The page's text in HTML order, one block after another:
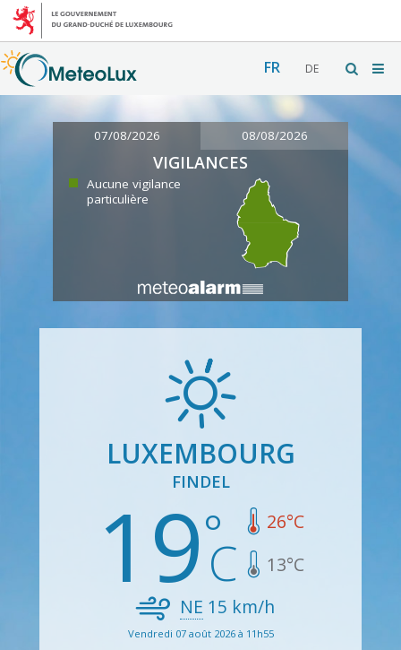
FR DE
07/08/2026 08/08/2026
VIGILANCES
Aucune vigilance
particulière
LUXEMBOURG
FINDEL
19 26°C
13°C
NE 15 km/h
Vendredi 07 août 2026 à 11h55